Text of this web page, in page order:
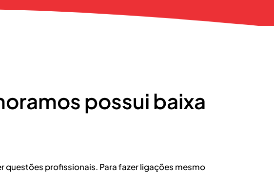
possui baixa
questões profissionais. Para fazer ligações mesmo